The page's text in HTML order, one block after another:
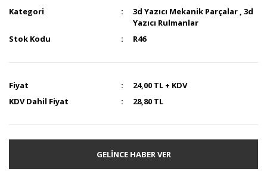
Kategori 3d Yazıcı Mekanik Parçalar ,3d
Yazıcı Rulmanlar
Stok Kodu
R46
Fiyat
24,00 TL + KDV
KDV Dahil Fiyat
28,80 TL
GELİNCE HABER VER